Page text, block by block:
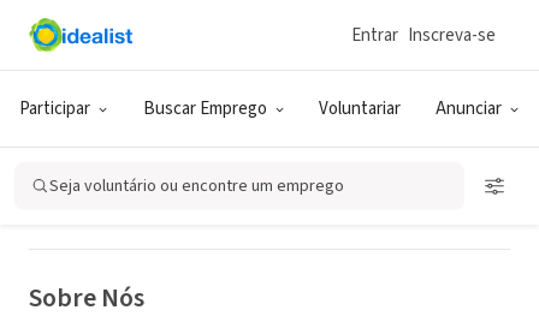
Participar Buscar Emprego Voluntariar Anunciar
Entrar Inscreva-se
Seja voluntário ou encontre um emprego
ONG (SETOR SOCIAL)
City Academy
Sobre Nós